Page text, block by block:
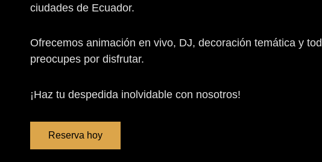
ciudades de Ecuador.
Ofrecemos animación en vivo, DJ, decoración temática y
preocupes por disfrutar.
¡Haz tu despedida inolvidable con nosotros!
Reserva hoy